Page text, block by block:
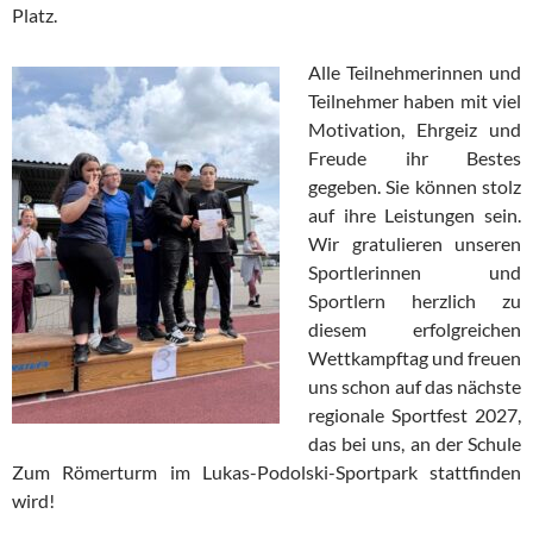
Platz.
Alle Teilnehmerinnen und
Teilnehmer haben mit viel
Motivation, Ehrgeiz und
Freude ihr Bestes
gegeben. Sie können stolz
auf ihre Leistungen sein.
Wir gratulieren unseren
Sportlerinnen und
Sportlern herzlich zu
diesem erfolgreichen
Wettkampftag und freuen
uns schon auf das nächste
regionale Sportfest 2027,
das bei uns, an der Schule
Zum Römerturm im Lukas-Podolski-Sportpark stattfinden
wird!